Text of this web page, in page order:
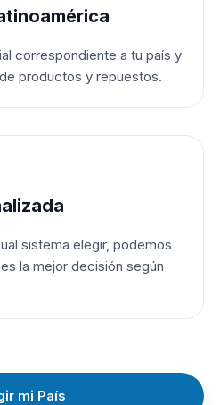
correspondiente a tu país y
productos y repuestos.
sistema elegir, podemos
la mejor decisión según
mi País